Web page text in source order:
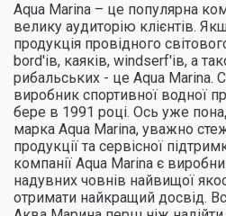
Aqua Marina – це популярна
велику аудиторію клієнтів.
продукція провідного
bord'ів, каяків, windserf'ів, а
рибальських - це Aqua Marina.
виробник спортивної водної
бере в 1991 році. Ось уже
марка Aqua Marina, уважно
продукції та сервісної
компанії Aqua Marina є
надувних човнів найвищої
отримати найкращий досвід.